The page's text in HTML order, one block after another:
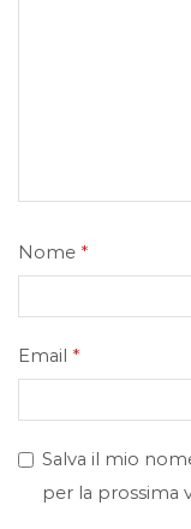
Nome *
Email *
Salva il mio
per la prossima